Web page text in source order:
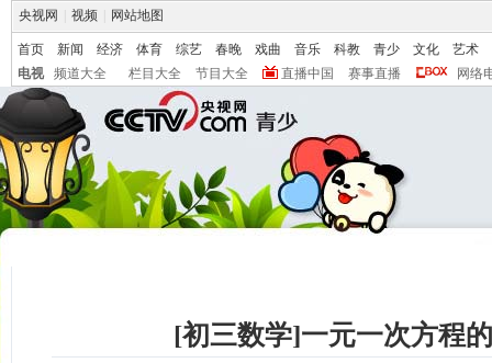
央视网 视频 网站地图
首页 新闻 经济 体育 综艺 春晚 戏曲 音乐 科教 青少 文化
艺术
电视
频道大全 栏目大全 节目大全 直播中国 赛事直播 网络
[初三数学]一元一次方程